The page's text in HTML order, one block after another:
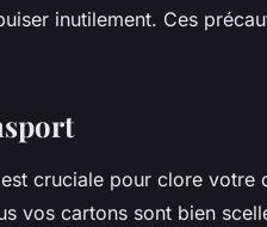
inutilement. Ces
est cruciale pour clore votre
vos cartons sont bien